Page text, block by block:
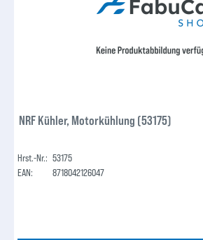
NRF Kühler, Motorkühlung (53175)
Hrst.-Nr.: 53175
EAN:
8718042126047